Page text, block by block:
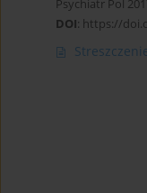
Psychiatr Pol
DOI: https://